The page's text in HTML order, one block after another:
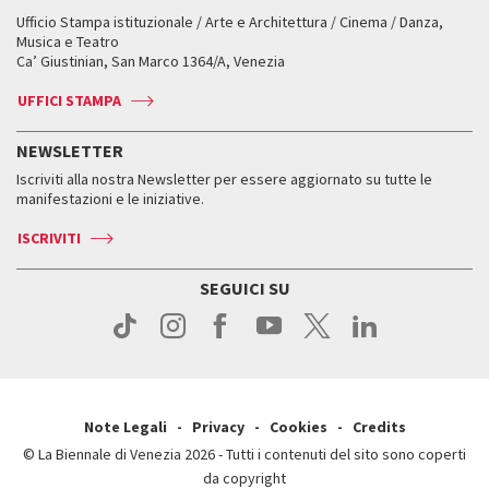
Servizi al pubblico
Come raggiungerci
Press
Orari e sedi
Accrediti
Come raggiungerci
Orari e sedi
Biglietti
Accrediti
Come raggiungerci
Contatti
Press
Servizi al pubblico
Come raggiungerci
Press
Workshop di critica teatrale
Leone d’oro alla carriera
Leone d’argento
Edizioni passate
Orari e sedi
Biglietti
Servizi al pubblico
Come raggiungerci
Contatti
Fondi e Collezioni
Biennale College ASAC
ASAC DATI
Storia
Orari e sedi
Ufficio Stampa istituzionale / Arte e Architettura / Cinema / Danza,
Musica e Teatro
Ca’ Giustinian, San Marco 1364/A, Venezia
UFFICI STAMPA
NEWSLETTER
Iscriviti alla nostra Newsletter per essere aggiornato su tutte le
manifestazioni e le iniziative.
ISCRIVITI
SEGUICI SU
Note Legali Privacy Cookies
Credits
© La Biennale di Venezia 2026 - Tutti i contenuti del sito sono coperti
da copyright